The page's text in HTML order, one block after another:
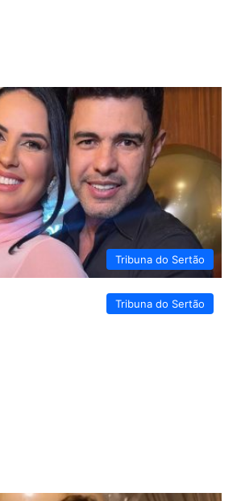
Tribuna do Sertão
Tribuna do Sertão